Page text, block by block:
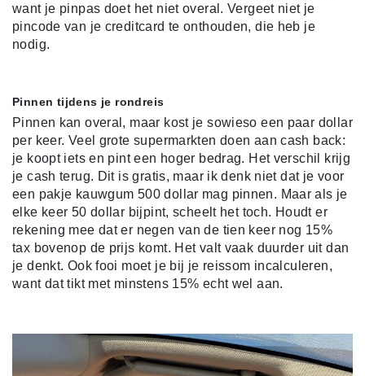
want je pinpas doet het niet overal. Vergeet niet je
pincode van je creditcard te onthouden, die heb je
nodig.
Pinnen tijdens je rondreis
Pinnen kan overal, maar kost je sowieso een paar dollar
per keer. Veel grote supermarkten doen aan cash back:
je koopt iets en pint een hoger bedrag. Het verschil krijg
je cash terug. Dit is gratis, maar ik denk niet dat je voor
een pakje kauwgum 500 dollar mag pinnen. Maar als je
elke keer 50 dollar bijpint, scheelt het toch. Houdt er
rekening mee dat er negen van de tien keer nog 15%
tax bovenop de prijs komt. Het valt vaak duurder uit dan
je denkt. Ook fooi moet je bij je reissom incalculeren,
want dat tikt met minstens 15% echt wel aan.